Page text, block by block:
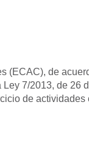
(ECAC), de
7/2013, de 26
de actividades